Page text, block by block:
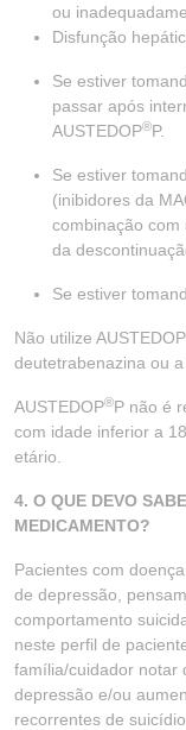
ou
Disfunção
Se estiver
passar após
AUSTEDOP®P.
Se estiver
(inibidores da
combinação
da
Se estiver
Não utilize AUSTEDOP
deutetrabenazina ou
AUSTEDOP®P não é
com idade inferior a
etário.
4. O QUE DEVO
MEDICAMENTO?
Pacientes com
de depressão,
comportamento
neste perfil de
família/cuidador notar
depressão e/ou
recorrentes de